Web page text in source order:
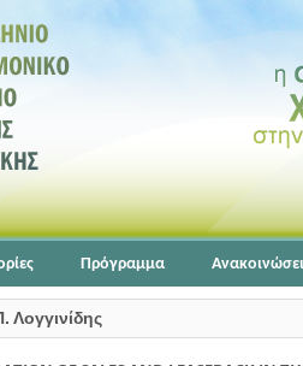
Πρόγραμμα
Λογγινίδης